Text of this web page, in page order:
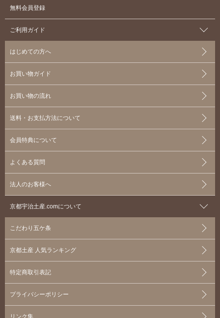
無料会員登録
ご利用ガイド
はじめての方へ
お買い物ガイド
お買い物の流れ
送料・お支払方法について
会員特典について
よくある質問
法人のお客様へ
京都宇治土産.comについて
こだわり五ケ条
京都土産 人気ランキング
特定商取引表記
プライバシーポリシー
リンク集